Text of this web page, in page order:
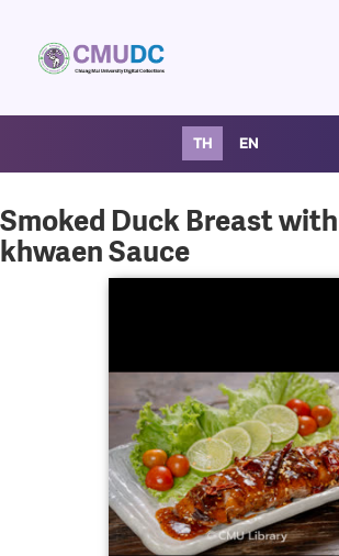
TH EN
Smoked Duck Breast
khwaen Sauce